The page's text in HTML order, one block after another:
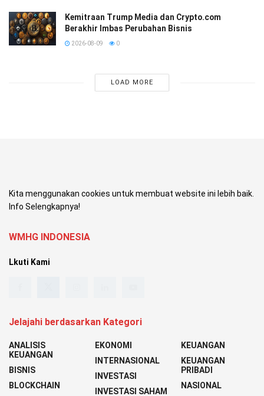
Kemitraan Trump Media dan Crypto.com
Berakhir Imbas Perubahan Bisnis
2026-08-09 0
LOAD MORE
Kita menggunakan cookies untuk membuat website ini lebih baik.
Info Selengkapnya!
WMHG INDONESIA
Lkuti Kami
Jelajahi berdasarkan Kategori
ANALISIS
KEUANGAN
BISNIS
BLOCKCHAIN
EKONOMI
INTERNASIONAL
INVESTASI
INVESTASI SAHAM
KEUANGAN
KEUANGAN
PRIBADI
NASIONAL